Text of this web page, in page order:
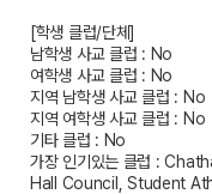
[학생 클럽/단체]
남학생 사교 클럽 : No
여학생 사교 클럽 : No
지역 남학생 사교 클럽 : No
지역 여학생 사교 클럽 : No
기타 클럽 : No
가장 인기있는 클럽 :
Hall Council, Student